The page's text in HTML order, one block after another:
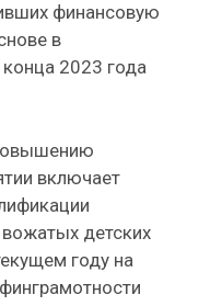
финансовую
в
2023 года
включает
вожатых детских
году на